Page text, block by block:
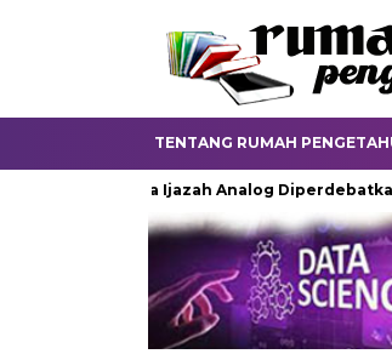
TENTANG RUMAH
Ketika Ijazah Analog Diperdebatkan di